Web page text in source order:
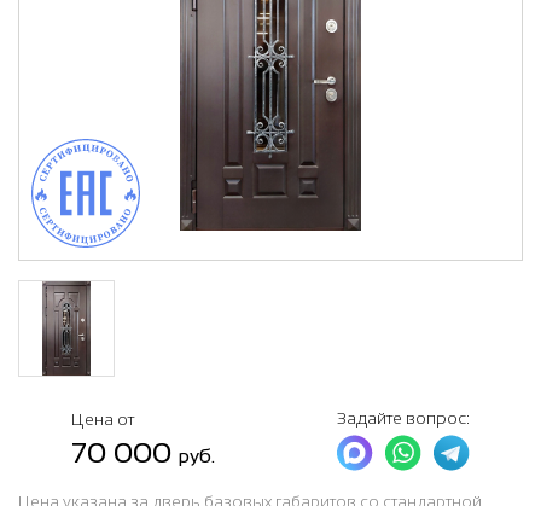
Цена от
70 000руб.
Задайте вопрос:
Цена указана за дверь базовых габаритов со стандартной